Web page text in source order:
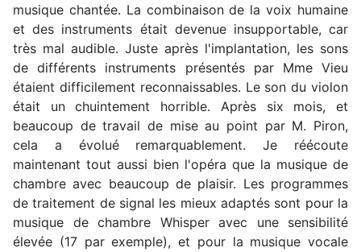
musique chantée. La combinaison de la voix humaine
et des instruments était devenue insupportable, car
très mal audible. Juste après l'implantation, les sons
de différents instruments présentés par Mme Vieu
étaient difficilement reconnaissables. Le son du violon
était un chuintement horrible. Après six mois, et
beaucoup de travail de mise au point par M. Piron,
cela a évolué remarquablement. Je réécoute
maintenant tout aussi bien l'opéra que la musique de
chambre avec beaucoup de plaisir. Les programmes
de traitement de signal les mieux adaptés sont pour la
musique de chambre Whisper avec une sensibilité
élevée (17 par exemple), et pour la musique vocale